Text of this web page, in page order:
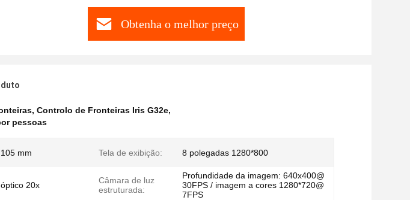
Obtenha o melhor preço
, Controlo de Fronteiras Iris G32e,
pessoas
mm Tela de exibição: 8 polegadas 1280*800
20x
Câmara de luz
estruturada:
Profundidade da imagem: 640x400@
30FPS / imagem a cores 1280*720@
7FPS